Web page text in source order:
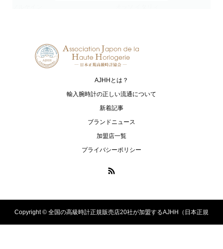
TUDOR TISSOT
AJHHとは？
輸入腕時計の正しい流通について
新着記事
ブランドニュース
加盟店一覧
プライバシーポリシー
Copyright © 全国の高級時計正規販売店20社が加盟するAJHH（日本正規